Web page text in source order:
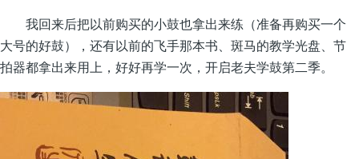
我回来后把以前购买的小鼓也拿出来练（准备再购买一个
大号的好鼓），还有以前的飞手那本书、斑马的教学光盘、节
拍器都拿出来用上，好好再学一次，开启老夫学鼓第二季。